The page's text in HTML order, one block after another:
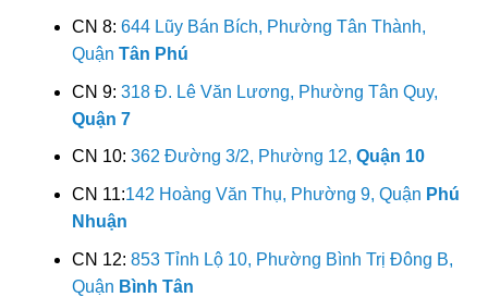
CN 8: 644 Lũy Bán Bích, Phường Tân Thành,
Quận Tân Phú
CN 9: 318 Đ. Lê Văn Lương, Phường Tân Quy,
Quận 7
CN 10: 362 Đường 3/2, Phường 12, Quận 10
CN 11:142 Hoàng Văn Thụ, Phường 9, Quận Phú
Nhuận
CN 12: 853 Tỉnh Lộ 10, Phường Bình Trị Đông B,
Quận Bình Tân